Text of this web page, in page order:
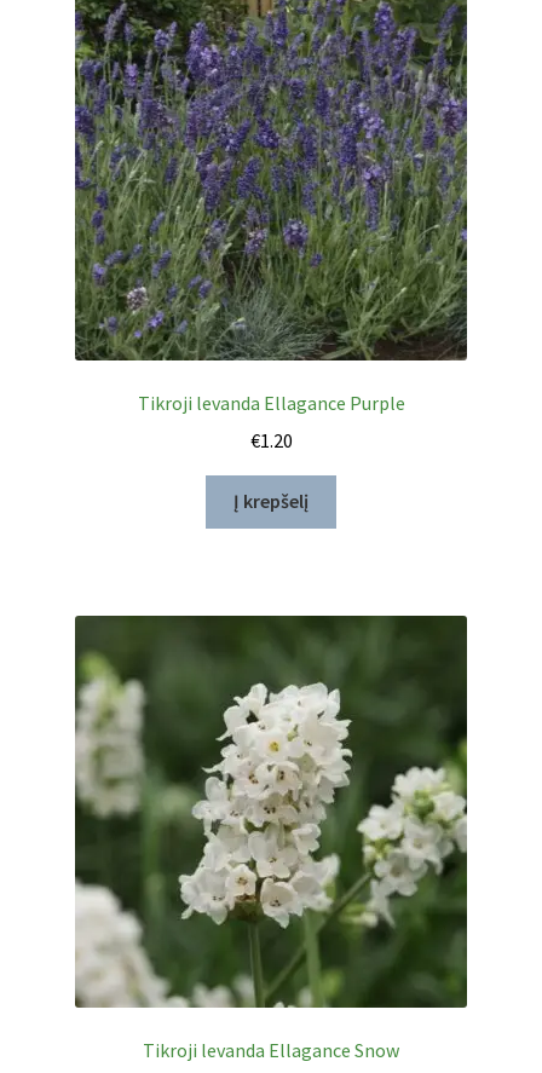
Tikroji levanda Ellagance Purple
€1.20
Į krepšelį
Tikroji levanda Ellagance Snow